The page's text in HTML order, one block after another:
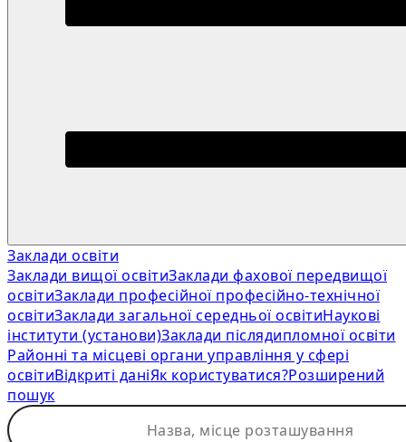
Заклади освіти
Заклади вищої освітиЗаклади фахової передвищої
освітиЗаклади професійної професійно-технічної
освітиЗаклади загальної середньої освітиНаукові
інститути (установи)Заклади післядипломної освіти
Районні та місцеві органи управління у сфері
освітиВідкриті даніЯк користуватися?Розширений
пошук